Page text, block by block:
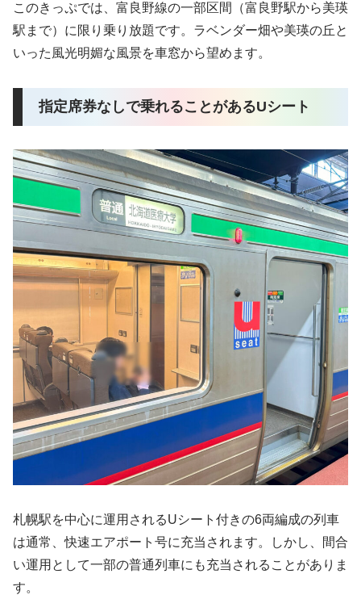
このきっぷでは、富良野線の一部区間（富良野駅から美瑛
駅まで）に限り乗り放題です。ラベンダー畑や美瑛の丘と
いった風光明媚な風景を車窓から望めます。
指定席券なしで乗れることがあるUシート
札幌駅を中心に運用されるUシート付きの6両編成の列車
は通常、快速エアポート号に充当されます。しかし、間合
い運用として一部の普通列車にも充当されることがありま
す。